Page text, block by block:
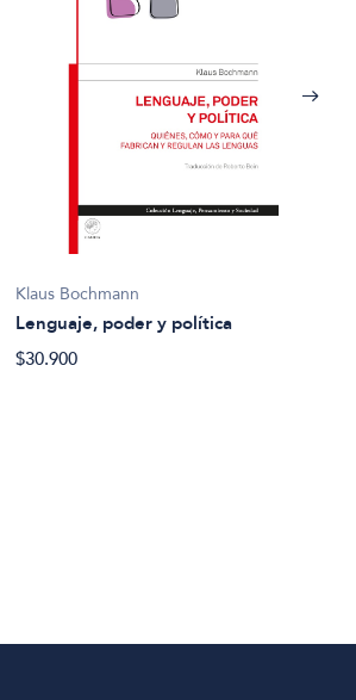
Klaus Bochmann
Lenguaje, poder y política
$30.900